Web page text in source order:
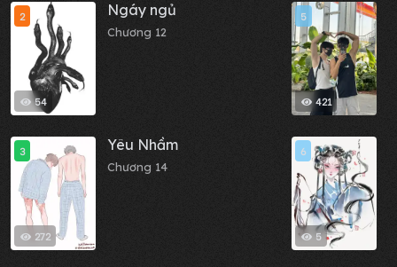
54
2 Ngáy ngủ
Chương 12
272
3 Yêu Nhầm
Chương 14
421
5
5
6